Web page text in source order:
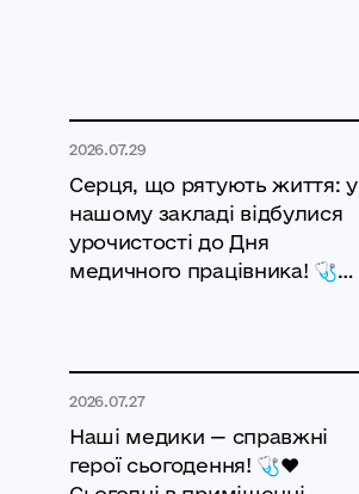
2026.07.29
Серця, що рятують життя: у
нашому закладі відбулися
урочистості до Дня
медичного працівника! 🩺
2026.07.27
Наші медики — справжні
герої сьогодення! 🩺❤️